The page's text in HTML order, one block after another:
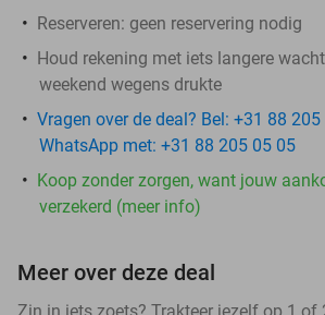
Reserveren: geen reservering nodig
Houd rekening met iets langere
weekend wegens drukte
Vragen over de deal? Bel: +31 88
WhatsApp met: +31 88 205 05 05
Koop zonder zorgen, want jouw
verzekerd (meer info)
Meer over deze deal